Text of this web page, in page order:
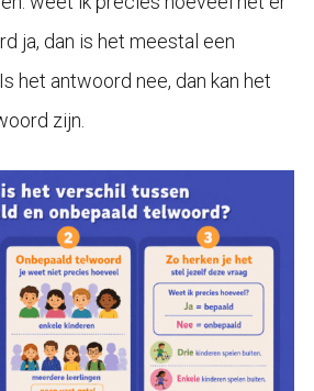
ja, dan is het meestal een
het antwoord nee, dan kan het
zijn.